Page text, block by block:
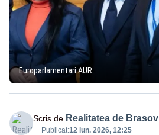
Europarlamentari AUR
Scris de Realitatea de Brasov
Publicat:12 iun. 2026, 12:25